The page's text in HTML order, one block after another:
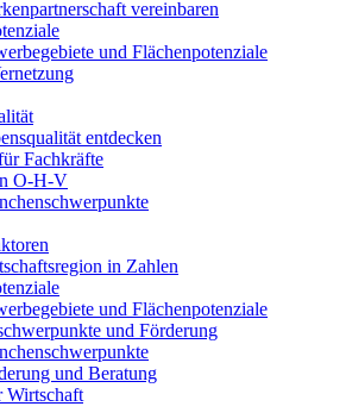
vereinbaren
und Flächenpotenziale
entdecken
Fachkräfte
O-H-V
in Zahlen
und Flächenpotenziale
und Förderung
und Beratung
Wirtschaft